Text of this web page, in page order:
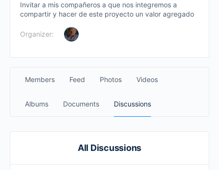
Invitar a mis compañeros a que nos integremos a
compartir y hacer de este proyecto un valor agregado
Organizer:
Members Feed Photos Videos
Albums Documents Discussions
All Discussions